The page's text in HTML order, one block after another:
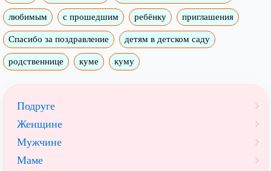
любимым с прошедшим ребёнку приглашения
Спасибо за поздравление детям в детском саду
родственнице куме куму
Подруге
Женщине
Мужчине
Маме